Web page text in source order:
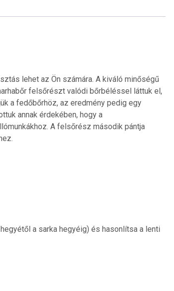
lehet az Ön számára. A kiváló minőségű
felsőrészt valódi bőrbéléssel láttuk el,
a fedőbőrhöz, az eredmény pedig egy
annak érdekében, hogy a
A felsőrész második pántja
a sarka hegyéig) és hasonlítsa a lenti